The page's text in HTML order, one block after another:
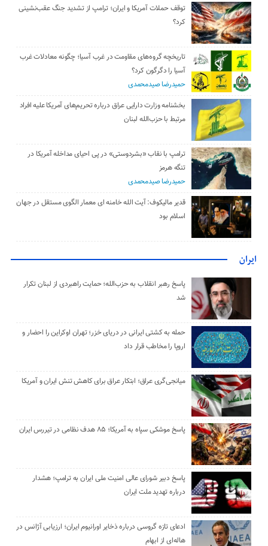
توقف حملات آمریکا و ایران؛ ترامپ از تشدید جنگ عقب‌نشینی
کرد؟
تاریخچه گروه‌های مقاومت در غرب آسیا؛ چگونه معادلات غرب
آسیا را دگرگون کرد؟
حمیدرضا صیدمحمدی
بخشنامه وزارت دارایی عراق درباره تحریم‌های آمریکا علیه افراد
مرتبط با حزب‌الله لبنان
ترامپ با نقاب «بشردوستی» در پی احیای مداخله آمریکا در
تنگه هرمز
حمیدرضا صیدمحمدی
قدیر مالیکوف: آیت‌ الله خامنه‌ ای معمار الگوی مستقل در جهان
اسلام بود
ایران
پاسخ رهبر انقلاب به حزب‌الله؛ حمایت راهبردی از لبنان تکرار
شد
حمله به کشتی ایرانی در دریای خزر؛ تهران اوکراین را احضار و
اروپا را مخاطب قرار داد
میانجی‌گری عراق؛ ابتکار عراق برای کاهش تنش ایران و آمریکا
پاسخ موشکی سپاه به آمریکا؛ ۸۵ هدف نظامی در تیررس ایران
پاسخ دبیر شورای عالی امنیت ملی ایران به ترامپ؛ هشدار
درباره تهدید ملت ایران
ادعای تازه گروسی درباره ذخایر اورانیوم ایران؛ ارزیابی آژانس در
هاله‌ای از ابهام